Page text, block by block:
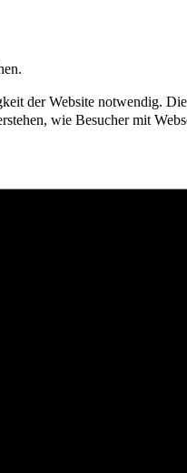
der Website notwendig.
wie Besucher mit